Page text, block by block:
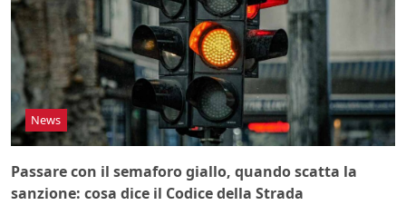
News
Passare con il semaforo giallo, quando scatta la
sanzione: cosa dice il Codice della Strada